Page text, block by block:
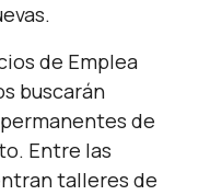
de Emplea
buscarán
de
Entre las
talleres de